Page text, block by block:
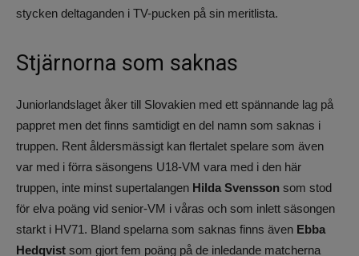
stycken deltaganden i TV-pucken på sin meritlista.
Stjärnorna som saknas
Juniorlandslaget åker till Slovakien med ett spännande lag på
pappret men det finns samtidigt en del namn som saknas i
truppen. Rent åldersmässigt kan flertalet spelare som även
var med i förra säsongens U18-VM vara med i den här
truppen, inte minst supertalangen Hilda Svensson som stod
för elva poäng vid senior-VM i våras och som inlett säsongen
starkt i HV71. Bland spelarna som saknas finns även Ebba
Hedqvist som gjort fem poäng på de inledande matcherna